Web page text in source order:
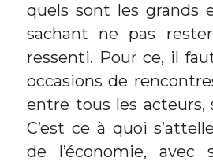
quels sont les grands
sachant ne pas
ressenti. Pour ce, il
occasions de
entre tous les acteurs,
C’est ce à quoi
de l’économie, avec